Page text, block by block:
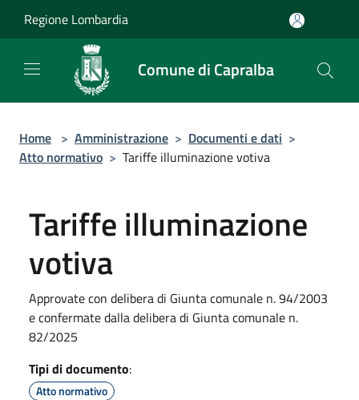
Regione Lombardia
Comune di Capralba
Home > Amministrazione > Documenti e dati >
Atto normativo > Tariffe illuminazione votiva
Tariffe illuminazione
votiva
Approvate con delibera di Giunta comunale n. 94/2003
e confermate dalla delibera di Giunta comunale n.
82/2025
Tipi di documento:
Atto normativo